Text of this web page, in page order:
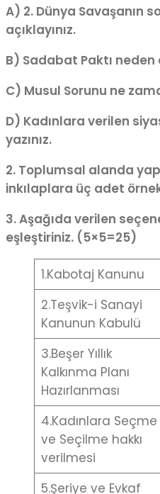
A) 2. Dünya Savaşanın
açıklayınız.
B) Sadabat Paktı
C) Musul Sorunu ne
D) Kadınlara verilen
yazınız.
2. Toplumsal alanda
inkılaplara üç adet
3. Aşağıda verilen
eşleştiriniz. (5×5=25)
1.Kabotaj Kanunu
2.Teşvik-i Sanayi
Kanunun Kabulü
3.Beşer Yıllık
Kalkınma Planı
Hazırlanması
4.Kadınlara Seçme
ve Seçilme hakkı
verilmesi
5.Şeriye ve Evkaf